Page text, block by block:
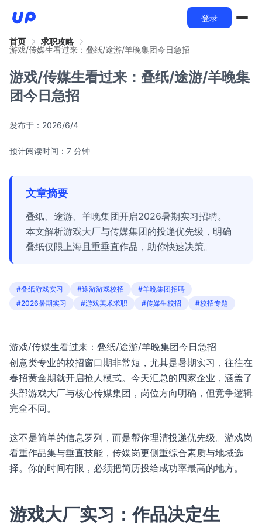
登录
首页
求职攻略
游戏/传媒生看过来：叠纸/途游/羊晚集团今日急招
游戏/传媒生看过来：叠纸/途游/羊晚集
团今日急招
发布于： 2026/6/4
预计阅读时间：7 分钟
文章摘要
叠纸、途游、羊晚集团开启2026暑期实习招聘。
本文解析游戏大厂与传媒集团的投递优先级，明确
叠纸仅限上海且重垂直作品，助你快速决策。
#叠纸游戏实习 #途游游戏校招
#羊晚集团招聘
#2026暑期实习
#游戏美术求职 #传媒生校招 #校招专题
游戏/传媒生看过来：叠纸/途游/羊晚集团今日急招
创意类专业的校招窗口期非常短，尤其是暑期实习，往往在
春招黄金期就开启抢人模式。今天汇总的四家企业，涵盖了
头部游戏大厂与核心传媒集团，岗位方向明确，但竞争逻辑
完全不同。
这不是简单的信息罗列，而是帮你理清投递优先级。游戏岗
看重作品集与垂直技能，传媒岗更侧重综合素质与地域选
择。你的时间有限，必须把简历投给成功率最高的地方。
游戏大厂实习：作品决定生